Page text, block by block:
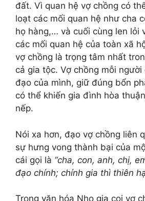
đất. Vì quan hệ vợ chồng có
loạt các mối quan hệ như cha
họ hàng,… và cuối cùng len lỏi
các mối quan hệ của toàn xã
vợ chồng là trọng tâm nhất
cả gia tộc. Vợ chồng mỗi
đạo của mình, giữ đúng bổn
có thể khiến gia đình hòa
nếp.
Nói xa hơn, đạo vợ chồng liên
sự hưng vong thành bại của
cái gọi là “cha, con, anh, chị,
đạo chính; chính gia thì thiên
Trong văn hóa Nho gia coi vợ